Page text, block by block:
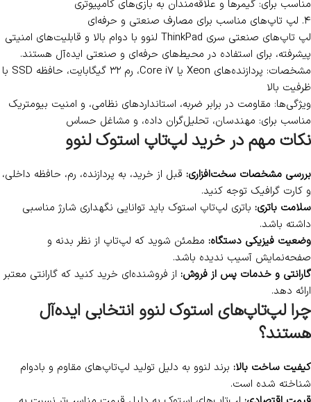
گزینه‌های ایده‌آلی هستند.
مشخصات: پردازنده‌های Core i7 یا Ryzen 7، کارت گرافیک مجزا (NVIDIA
یا AMD)، رم ۱۶ گیگابایت یا بیشتر
ویژگی‌ها: صفحه‌نمایش باکیفیت بالا، قدرت پردازش بالا، و سیستم
خنک‌کننده قوی
مناسب برای: طراحان، تدوینگران و برنامه‌نویسان
۳. لپ تاپ‌های مناسب برای بازی و گیمینگ
اگر گیمر هستید یا به لپ تاپی برای اجرای بازی‌های سنگین نیاز دارید،
هستند.
گرافیک RTX یا GTX
ویژگی‌ها: نرخ تازه‌سازی بالا، سیستم صوتی قدرتمند، و کیبورد RGB
مناسب برای: گیمرها و علاقه‌مندان به بازی‌های کامپیوتری
۴. لپ تاپ‌های مناسب برای مصارف صنعتی و حرفه‌ای
لپ تاپ‌های صنعتی سری ThinkPad لنوو با دوام بالا و قابلیت‌های امنیتی
پیشرفته، برای استفاده در محیط‌های حرفه‌ای و صنعتی ایده‌آل هستند.
ظرفیت بالا
ویژگی‌ها: مقاومت در برابر ضربه، استانداردهای نظامی، و امنیت بیومتریک
نکات مهم در خرید لپ‌تاپ استوک لنوو